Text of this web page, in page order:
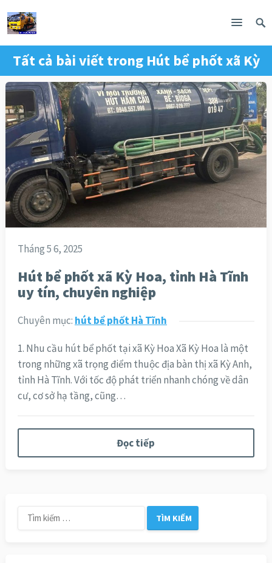
Tất cả bài viết trong Hút bể phốt xã Kỳ
Hoa
Tháng 5 6, 2025
Hút bể phốt xã Kỳ Hoa, tỉnh Hà Tĩnh
uy tín, chuyên nghiệp
Chuyên mục: hút bể phốt Hà Tĩnh
1. Nhu cầu hút bể phốt tại xã Kỳ Hoa Xã Kỳ Hoa là một
trong những xã trọng điểm thuộc địa bàn thị xã Kỳ Anh,
tỉnh Hà Tĩnh. Với tốc độ phát triển nhanh chóng về dân
cư, cơ sở hạ tầng, cũng…
Đọc tiếp
Tìm
kiếm